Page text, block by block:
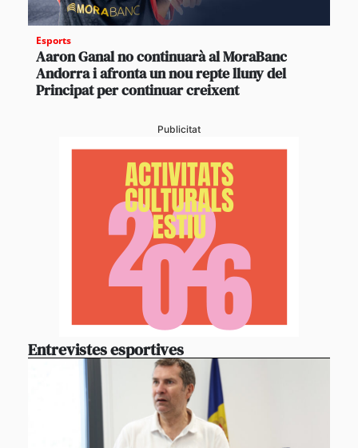
Esports
Aaron Ganal no continuarà al MoraBanc
Andorra i afronta un nou repte lluny del
Principat per continuar creixent
Publicitat
Entrevistes esportives